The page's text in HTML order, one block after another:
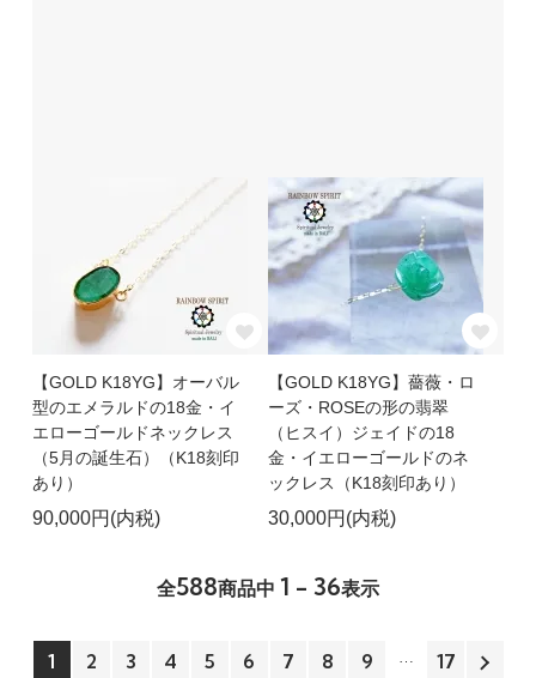
【GOLD K18YG】オーバル
型のエメラルドの18金・イ
エローゴールドネックレス
（5月の誕生石）（K18刻印
あり）
90,000円(内税)
【GOLD K18YG】薔薇・ロ
ーズ・ROSEの形の翡翠
（ヒスイ）ジェイドの18
金・イエローゴールドのネ
ックレス（K18刻印あり）
30,000円(内税)
全588商品中 1 - 36表示
1 2 3 4 5 6 7 8 9 17